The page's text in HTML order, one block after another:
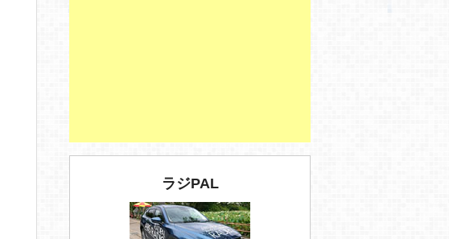
ラジPAL